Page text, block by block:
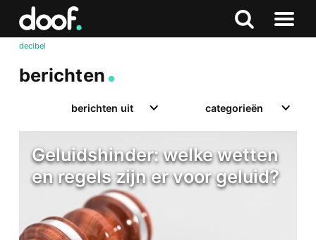
Zoeken
Naar
decibel
berichten
berichten uit categorieën
Geluidshinder: welke wetten
en regels zijn er voor geluid?
Doof.nl
Zoeken